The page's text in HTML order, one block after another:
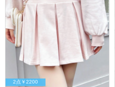
2点￥2200